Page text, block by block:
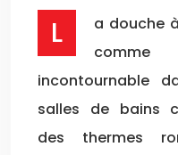
La douche à l’italienne s’est imposée
incontournable
salles de bains
des thermes